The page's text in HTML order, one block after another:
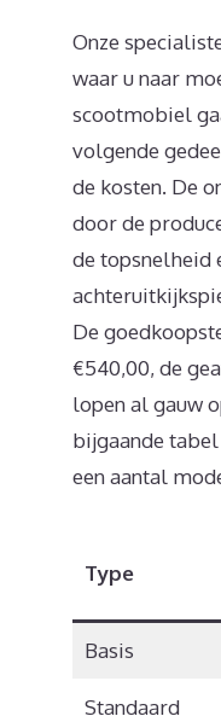
Onze
waar u naar
scootmobiel
volgende
de kosten. De
door de
de topsnelheid
De
€540,00, de
lopen al gauw
bijgaande
een aantal
Type
Basis
Standaard